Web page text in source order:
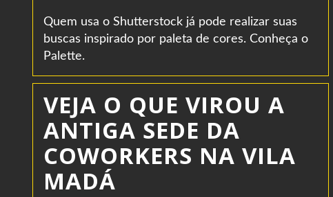
Quem usa o Shutterstock já pode realizar suas
buscas inspirado por paleta de cores. Conheça o
Palette.
VEJA O QUE VIROU A
ANTIGA SEDE DA
COWORKERS NA VILA
MADÁ